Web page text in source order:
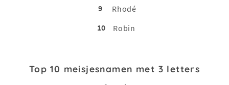
9
Rhodé
10
Robin
Top 10 meisjesnamen met 3 letters